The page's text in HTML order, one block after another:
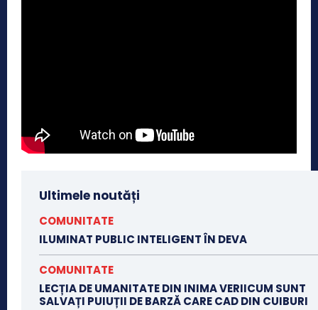
Ultimele noutăți
COMUNITATE
ILUMINAT PUBLIC INTELIGENT ÎN DEVA
COMUNITATE
LECȚIA DE UMANITATE DIN INIMA VERIICUM SUNT
SALVAȚI PUIUȚII DE BARZĂ CARE CAD DIN CUIBURI